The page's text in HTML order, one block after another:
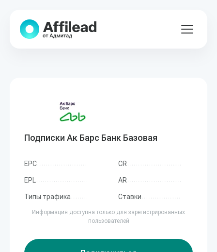
Подписки Ак Барс Банк Базовая
EPC CR
EPL AR
Типы трафика Ставки
Информация доступна только для зарегистрированных
пользователей